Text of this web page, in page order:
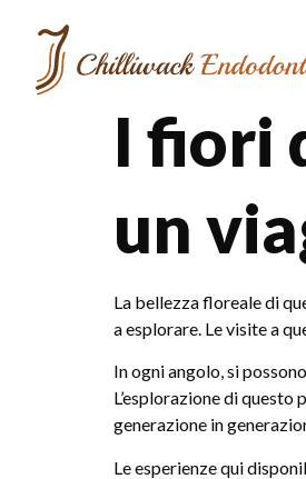
I fiori
un
La bellezza floreale di
a esplorare. Le visite a
In ogni angolo, si
L’esplorazione di
generazione in
Le esperienze qui